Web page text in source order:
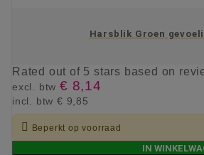
Harsblik Groen
Rated out of 5 stars based on
excl. btw € 8,14
incl. btw € 9,85
 Beperkt op voorraad
IN